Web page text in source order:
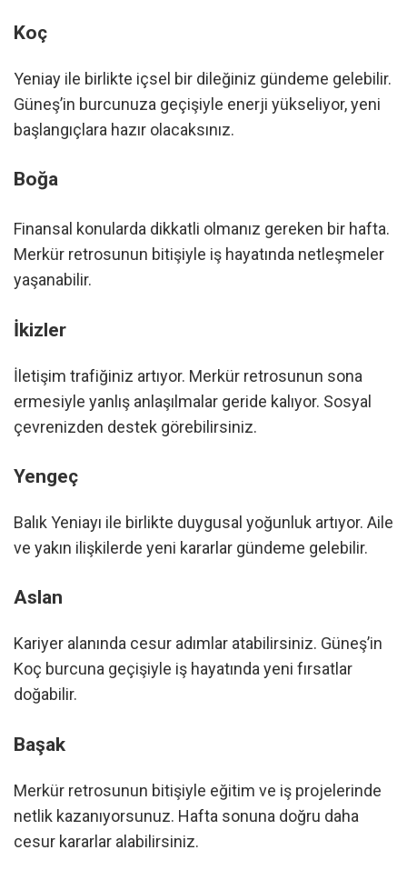
Koç
Yeniay ile birlikte içsel bir dileğiniz gündeme gelebilir.
Güneş’in burcunuza geçişiyle enerji yükseliyor, yeni
başlangıçlara hazır olacaksınız.
Boğa
Finansal konularda dikkatli olmanız gereken bir hafta.
Merkür retrosunun bitişiyle iş hayatında netleşmeler
yaşanabilir.
İkizler
İletişim trafiğiniz artıyor. Merkür retrosunun sona
ermesiyle yanlış anlaşılmalar geride kalıyor. Sosyal
çevrenizden destek görebilirsiniz.
Yengeç
Balık Yeniayı ile birlikte duygusal yoğunluk artıyor. Aile
ve yakın ilişkilerde yeni kararlar gündeme gelebilir.
Aslan
Kariyer alanında cesur adımlar atabilirsiniz. Güneş’in
Koç burcuna geçişiyle iş hayatında yeni fırsatlar
doğabilir.
Başak
Merkür retrosunun bitişiyle eğitim ve iş projelerinde
netlik kazanıyorsunuz. Hafta sonuna doğru daha
cesur kararlar alabilirsiniz.